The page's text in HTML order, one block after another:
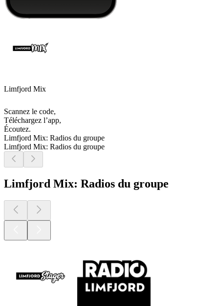
Limfjord Mix
Scannez le code,
Téléchargez l’app,
Écoutez.
Limfjord Mix: Radios du groupe
Limfjord Mix: Radios du groupe
Limfjord Mix: Radios du groupe